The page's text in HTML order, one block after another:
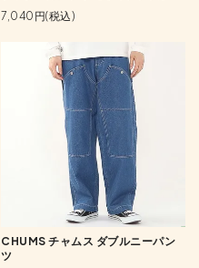
7,040円(税込)
CHUMS チャムス ダブルニーパン
ツ